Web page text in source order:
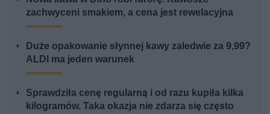
zachwyceni smakiem, a cena jest rewelacyjna
Duże opakowanie słynnej kawy zaledwie za 9,99?
ALDI ma jeden warunek
Sprawdziła cenę regularną i od razu kupiła kilka
kilogramów. Taka okazja nie zdarza się często